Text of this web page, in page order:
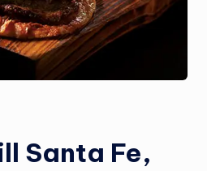
Santa Fe,